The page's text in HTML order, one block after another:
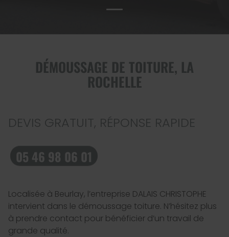
DÉMOUSSAGE DE TOITURE, LA
ROCHELLE
DEVIS GRATUIT, RÉPONSE RAPIDE
05 46 98 06 01
Localisée à Beurlay, l’entreprise DALAIS CHRISTOPHE
intervient dans le démoussage toiture. N’hésitez plus
à prendre contact pour bénéficier d’un travail de
grande qualité.